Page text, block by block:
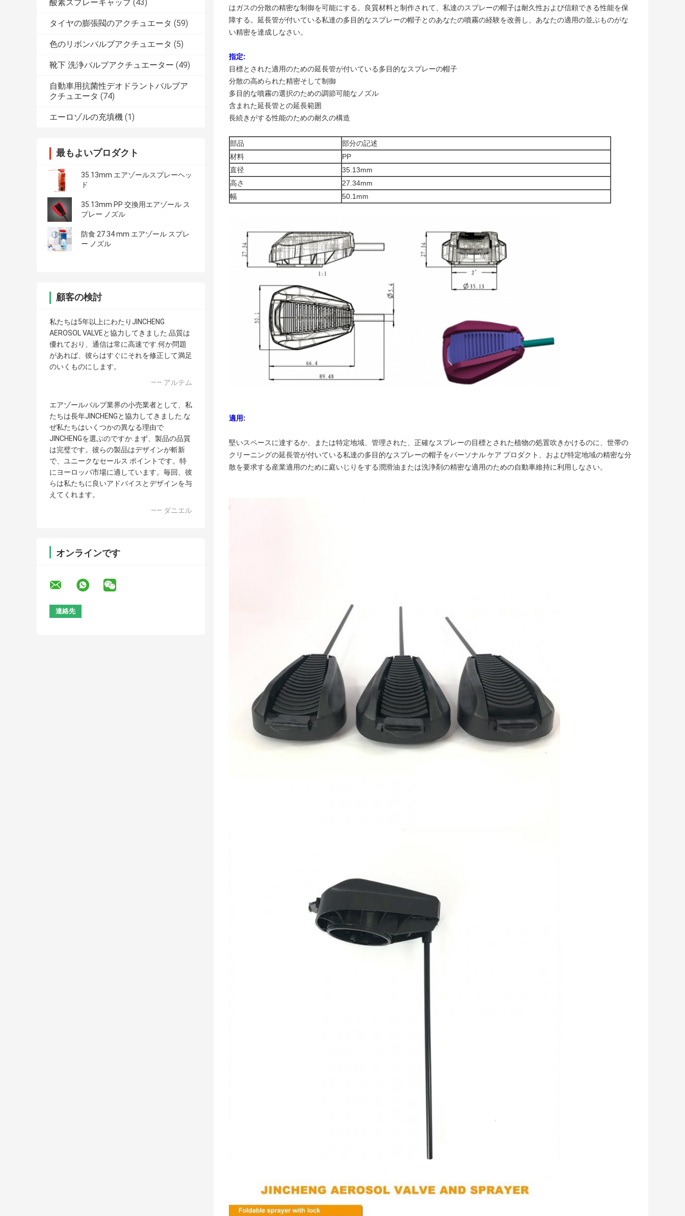
酸素スプレーキャップ (43)
タイヤの膨張閥のアクチュエータ (59)
色のリボンバルブアクチュエータ (5)
靴下 洗浄バルブアクチュエーター (49)
自動車用抗菌性デオドラントバルブア
クチュエータ (74)
エーロゾルの充填機 (1)
最もよいプロダクト
35.13mm エアゾールスプレーヘッ
ド
35.13mm PP 交換用エアゾール ス
プレー ノズル
防食 27.34 mm エアゾール スプレ
ー ノズル
顧客の検討
私たちは5年以上にわたりJINCHENG
AEROSOL VALVEと協力してきました.品質は
優れており、通信は常に高速です.何か問題
があれば、彼らはすぐにそれを修正して満足
のいくものにします。
—— アルテム
エアゾールバルブ業界の小売業者として、私
たちは長年JINCHENGと協力してきました.な
ぜ私たちはいくつかの異なる理由で
JINCHENGを選ぶのですか.まず、製品の品質
は完璧です。彼らの製品はデザインが斬新
で、ユニークなセールス ポイントです。特
にヨーロッパ市場に適しています。毎回、彼
らは私たちに良いアドバイスとデザインを与
えてくれます。
—— ダニエル
オンラインです
はガスの分散の精密な制御を可能にする。良質材料と制作されて、私達のスプレーの帽子は耐久性および信頼できる性能を保
障する。延長管が付いている私達の多目的なスプレーの帽子とのあなたの噴霧の経験を改善し、あなたの適用の並ぶものがな
い精密を達成しなさい。
指定:
目標とされた適用のための延長管が付いている多目的なスプレーの帽子
分散の高められた精密そして制御
多目的な噴霧の選択のための調節可能なノズル
含まれた延長管との延長範囲
長続きがする性能のための耐久の構造
部品
部分の記述
材料
PP
直径
35.13mm
高さ
27.34mm
幅
50.1mm
適用:
堅いスペースに達するか、または特定地域、管理された、正確なスプレーの目標とされた植物の処置吹きかけるのに、世帯の
クリーニングの延長管が付いている私達の多目的なスプレーの帽子をパーソナル ケア プロダクト、および特定地域の精密な分
散を要求する産業適用のために庭いじりをする潤滑油または洗浄剤の精密な適用のための自動車維持に利用しなさい。